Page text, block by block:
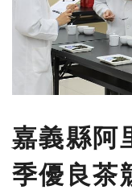
嘉義縣阿
季優良茶